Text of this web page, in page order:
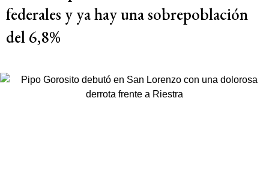
federales y ya hay una sobrepoblación
del 6,8%